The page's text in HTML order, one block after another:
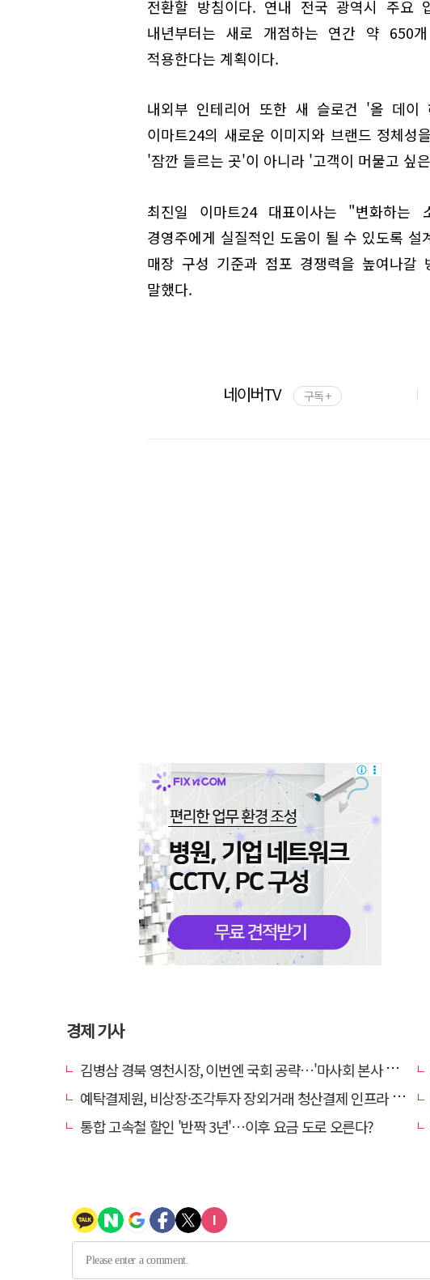
전환할 방침이다. 연내 전국 광역시 주요
내년부터는 새로 개점하는 연간 약 650
적용한다는 계획이다.
내외부 인테리어 또한 새 슬로건 '올 데
이마트24의 새로운 이미지와 브랜드 정체성
'잠깐 들르는 곳'이 아니라 '고객이 머물고 싶
최진일 이마트24 대표이사는 "변화하는
경영주에게 실질적인 도움이 될 수 있도록
매장 구성 기준과 점포 경쟁력을 높여나
말했다.
네이버TV 구독 +
경제 기사
김병삼 경북 영천시장, 이번엔 국회 공략…'마사회 본사 이전·광역교통망 확충' 요청
예탁결제원, 비상장·조각투자 장외거래 청산결제 인프라 구축 착수…연내 가동
통합 고속철 할인 '반짝 3년'…이후 요금 도로 오른다?